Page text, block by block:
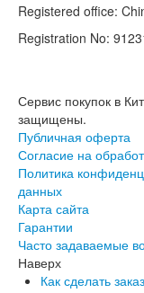
Registered office:
Registration No:
Сервис покупок в
защищены.
Публичная оферта
Согласие на
Политика
данных
Карта сайта
Гарантии
Часто задаваемые
Наверх
Как сделать